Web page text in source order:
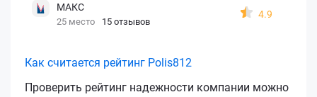
МАКС
25 место 15 отзывов
4.9
Как считается рейтинг Polis812
Проверить рейтинг надежности компании можно